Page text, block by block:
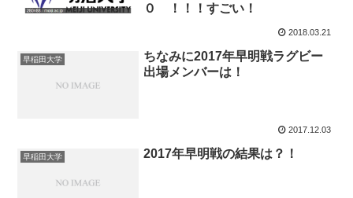
０ ！！！すごい！
2018.03.21
早稲田大学
ちなみに2017年早明戦ラグビー
出場メンバーは！
2017.12.03
早稲田大学 2017年早明戦の結果は？！